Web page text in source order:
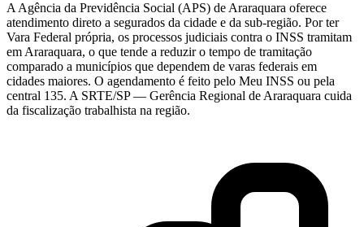
A Agência da Previdência Social (APS) de Araraquara oferece
atendimento direto a segurados da cidade e da sub-região. Por ter
Vara Federal própria, os processos judiciais contra o INSS tramitam
em Araraquara, o que tende a reduzir o tempo de tramitação
comparado a municípios que dependem de varas federais em
cidades maiores. O agendamento é feito pelo Meu INSS ou pela
central 135. A SRTE/SP — Gerência Regional de Araraquara cuida
da fiscalização trabalhista na região.